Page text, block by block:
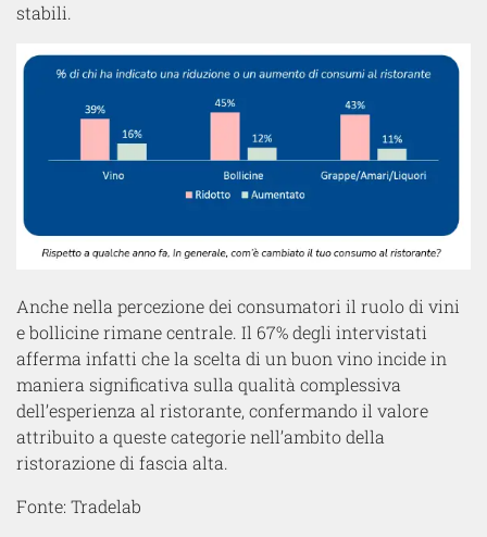
stabili.
Anche nella percezione dei consumatori il ruolo di vini
e bollicine rimane centrale. Il 67% degli intervistati
afferma infatti che la scelta di un buon vino incide in
maniera significativa sulla qualità complessiva
dell’esperienza al ristorante, confermando il valore
attribuito a queste categorie nell’ambito della
ristorazione di fascia alta.
Fonte: Tradelab